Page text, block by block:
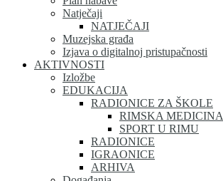
Natječaji
NATJEČAJI
Muzejska građa
Izjava o digitalnoj pristupačnosti
AKTIVNOSTI
Izložbe
EDUKACIJA
RADIONICE ZA ŠKOLE
RIMSKA MEDICINA
SPORT U RIMU
RADIONICE
IGRAONICE
ARHIVA